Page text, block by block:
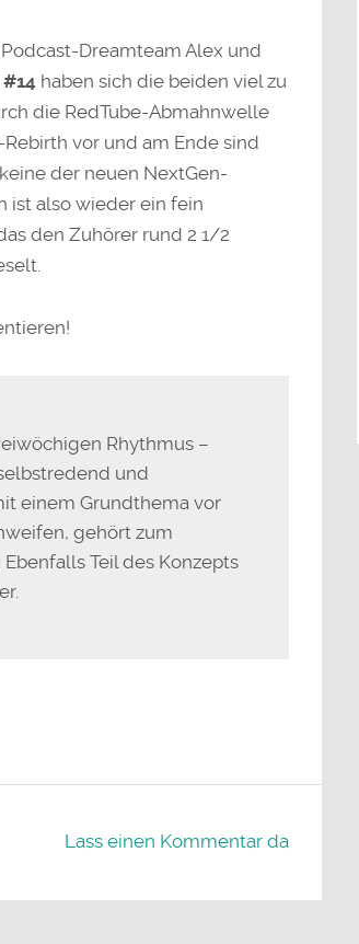
Dreamteam Alex und
haben sich die beiden viel zu
die RedTube-Abmahnwelle
vor und am Ende sind
der neuen NextGen-
ist also wieder ein fein
den Zuhörer rund 2 1/2
Rhythmus –
und
einem Grundthema vor
gehört zum
Teil des Konzepts
Lass einen Kommentar da